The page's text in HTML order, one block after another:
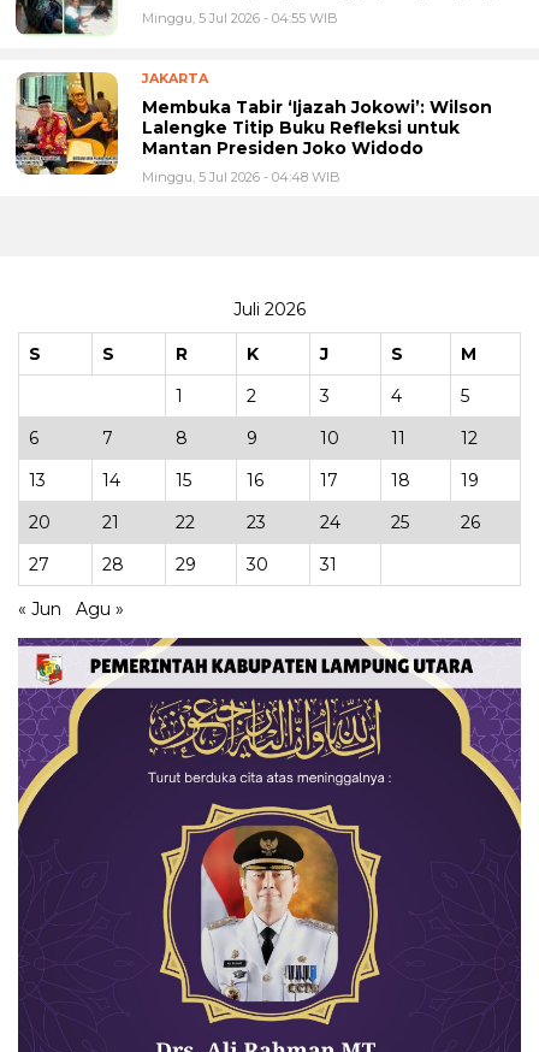
Minggu, 5 Jul 2026 - 04:55 WIB
JAKARTA
Membuka Tabir ‘Ijazah Jokowi’: Wilson
Lalengke Titip Buku Refleksi untuk
Mantan Presiden Joko Widodo
Minggu, 5 Jul 2026 - 04:48 WIB
Juli 2026
S S R K J S
M
1
2 3 4
5
6
7 8 9 10 11
12
13
14 15 16 17 18
19
20
21 22 23 24 25
26
27
28 29 30 31
« Jun Agu »